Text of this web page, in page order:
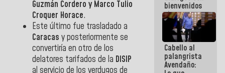
Guzmán Cordero y Marco Tulio
Croquer Horace.
Este último fue trasladado a
Caracas y posteriormente se
convertiría en otro de los
delatores tarifados de la DISIP
al servicio de los verdugos de
bienvenidos
siempre que
estén en el
marco de la
Constitución
de la
República
Cabello al
palangrista
Avendaño: